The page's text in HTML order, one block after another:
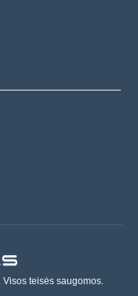
teisės saugomos.